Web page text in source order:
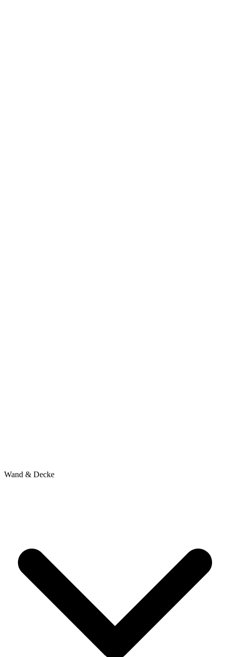
Wand & Decke